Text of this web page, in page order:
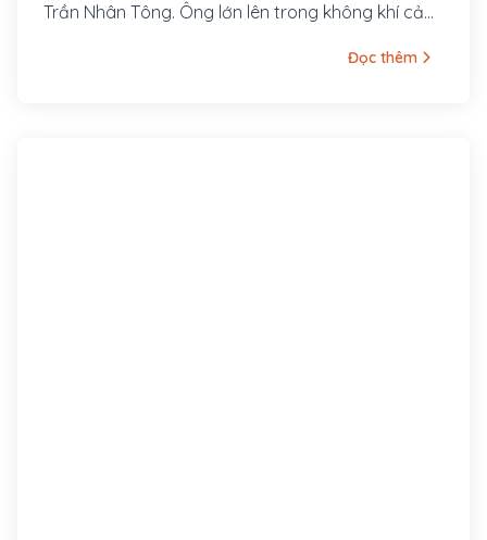
Trần Nhân Tông. Ông lớn lên trong không khí cả
Nguyên sang cướp phá và xâm lược nước ta lần
Đọc thêm